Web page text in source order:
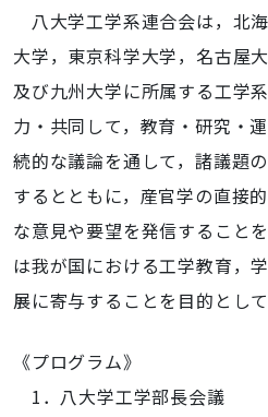
八大学工学系連合会は，北
大学，東京科学大学，名古屋
及び九州大学に所属する工学
力・共同して，教育・研究・
続的な議論を通して，諸議題
するとともに，産官学の直接
な意見や要望を発信すること
は我が国における工学教育，
展に寄与することを目的として
《プログラム》
1．八大学工学部長会議